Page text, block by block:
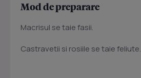
Mod de preparare
Macrisul se taie fasii.
Castravetii si rosiile se taie feliute.